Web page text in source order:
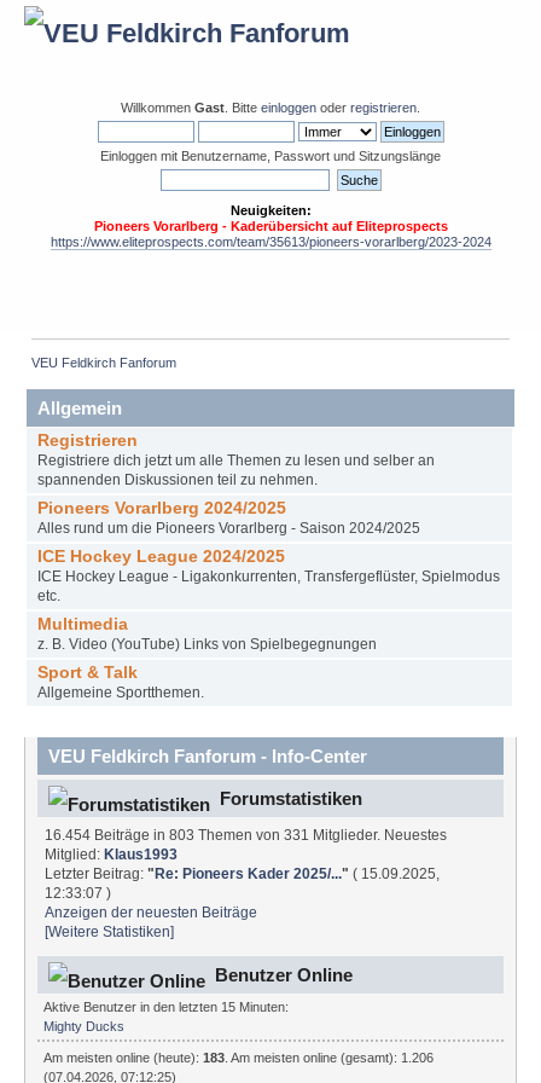
Willkommen Gast . Bitte einloggen oder registrieren
Einloggen mit Benutzername, Passwort und Sitzungslänge
Neuigkeiten:
Pioneers Vorarlberg - Kaderübersicht auf Eliteprospects
https://www.eliteprospects.com/team/35613/pioneers-vorarlberg/2023-2024
VEU Feldkirch Fanforum
Allgemein
Registrieren
Registriere dich jetzt um alle Themen zu lesen und selber an
spannenden Diskussionen teil zu nehmen.
Pioneers Vorarlberg 2024/2025
Alles rund um die Pioneers Vorarlberg - Saison 2024/2025
ICE Hockey League 2024/2025
ICE Hockey League - Ligakonkurrenten, Transfergeflüster, Spielmodus
etc.
Multimedia
z. B. Video (YouTube) Links von Spielbegegnungen
Sport & Talk
Allgemeine Sportthemen.
VEU Feldkirch Fanforum - Info-Center
Forumstatistiken
16.454 Beiträge in 803 Themen von 331 Mitglieder. Neuestes
Mitglied:Klaus1993
Letzter Beitrag:"Re: Pioneers Kader 2025/..." ( 15.09.2025,
12:33:07 )
Anzeigen der neuesten Beiträge
[Weitere Statistiken]
Benutzer Online
Aktive Benutzer in den letzten 15 Minuten:
Mighty Ducks
Am meisten online (heute):183 . Am meisten online (gesamt): 1.206
(07.04.2026, 07:12:25)